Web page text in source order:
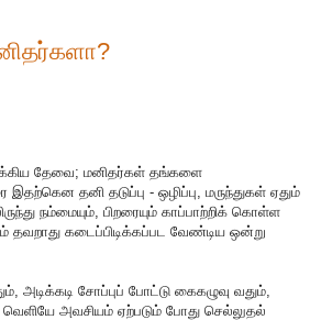
தேவை; மனிதர்கள் தங்களை
தனி தடுப்பு - ஒழிப்பு, மருந்துகள் ஏதும்
நம்மையும், பிறரையும் காப்பாற்றிக் கொள்ள
தவறாது கடைப்பிடிக்கப்பட வேண்டிய ஒன்று
அடிக்கடி சோப்புப் போட்டு கைகழுவு வதும்,
அவசியம் ஏற்படும் போது செல்லுதல்